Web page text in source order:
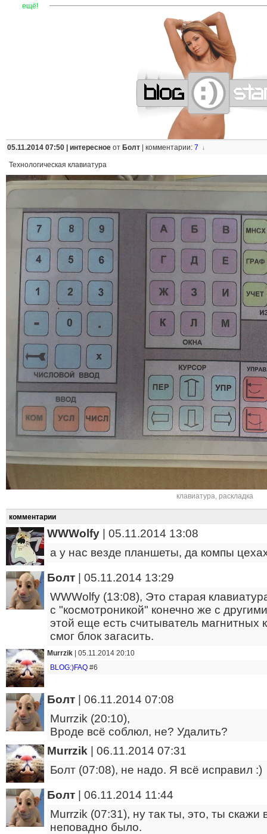
ещё! ——————————————————————
05.11.2014 07:50 | интересное от Болт комментарии: 7 ↓
Технологическая клавиатура
клавиатура, раскладка
комментарии
WWWolfy
05.11.2014 13:08
а у нас везде планшеты, да компы
Болт
05.11.2014 13:29
WWWolfy (13:08), Это старая
с "космотроникой" конечно же с
этой еще есть считыватель магнитных
смог блок загасить.
Murrzik
05.11.2014 20:10
BLOG:)FAQ #6
Болт
06.11.2014 07:08
Murrzik (20:10),
Вроде всё соблюл, не? Удалить?
Murrzik
06.11.2014 07:31
Болт (07:08), не надо. Я всё исправил :)
Болт
06.11.2014 11:44
Murrzik (07:31), ну так ты, это, ты
неповадно было.